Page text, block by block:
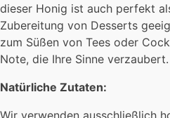
dieser Honig ist auch perfekt
Zubereitung von Desserts
zum Süßen von Tees oder
Note, die Ihre Sinne verzaubert.
Natürliche Zutaten:
Wir verwenden ausschließlich